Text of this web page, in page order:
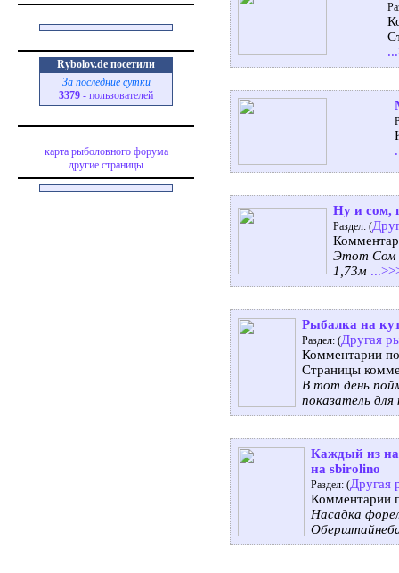
Rybolov.de посетили
За последние сутки
3379 - пользователей
карта рыболовного форума
другие страницы
Ну и сом,
Раздел: (
Этот Сом
1,73м
Рыбалка на
Раздел: (Другая
Комментарии
Страницы
В тот день
показатель
Каждый из
на sbirolino
Раздел: (Другая
Комментарии
Насадка